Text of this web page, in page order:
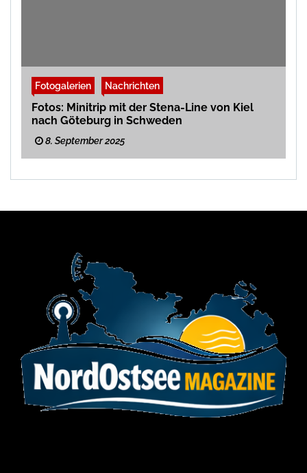
Fotogalerien Nachrichten
Fotos: Minitrip mit der Stena-Line von Kiel
nach Göteburg in Schweden
8. September 2025